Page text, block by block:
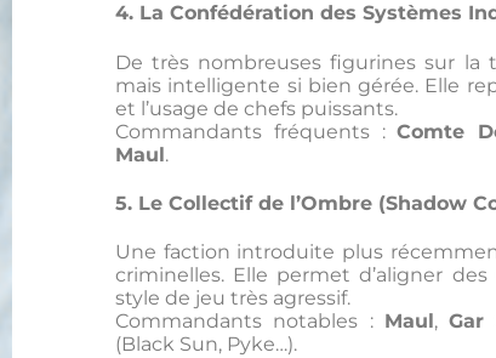
4. La Confédération des Systèmes
De très nombreuses figurines sur la
mais intelligente si bien gérée. Elle
et l’usage de chefs puissants.
Commandants fréquents :Comte
Maul.
5. Le Collectif de l’Ombre (Shadow
Une faction introduite plus
criminelles. Elle permet d’aligner
style de jeu très agressif.
Commandants notables : Maul,Gar
(Black Sun, Pyke…).